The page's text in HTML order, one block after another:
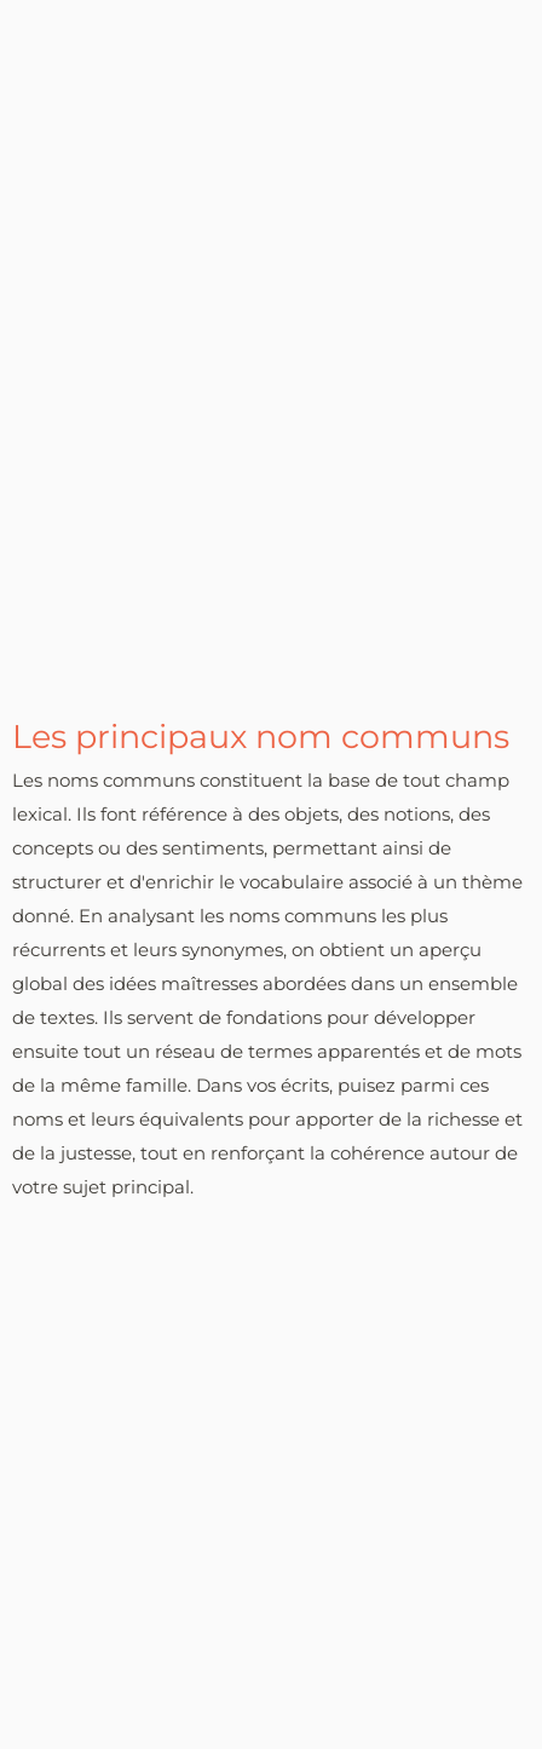
Les principaux nom communs
Les noms communs constituent la base de tout champ
lexical. Ils font référence à des objets, des notions, des
concepts ou des sentiments, permettant ainsi de
structurer et d'enrichir le vocabulaire associé à un thème
donné. En analysant les noms communs les plus
récurrents et leurs synonymes, on obtient un aperçu
global des idées maîtresses abordées dans un ensemble
de textes. Ils servent de fondations pour développer
ensuite tout un réseau de termes apparentés et de mots
de la même famille. Dans vos écrits, puisez parmi ces
noms et leurs équivalents pour apporter de la richesse et
de la justesse, tout en renforçant la cohérence autour de
votre sujet principal.